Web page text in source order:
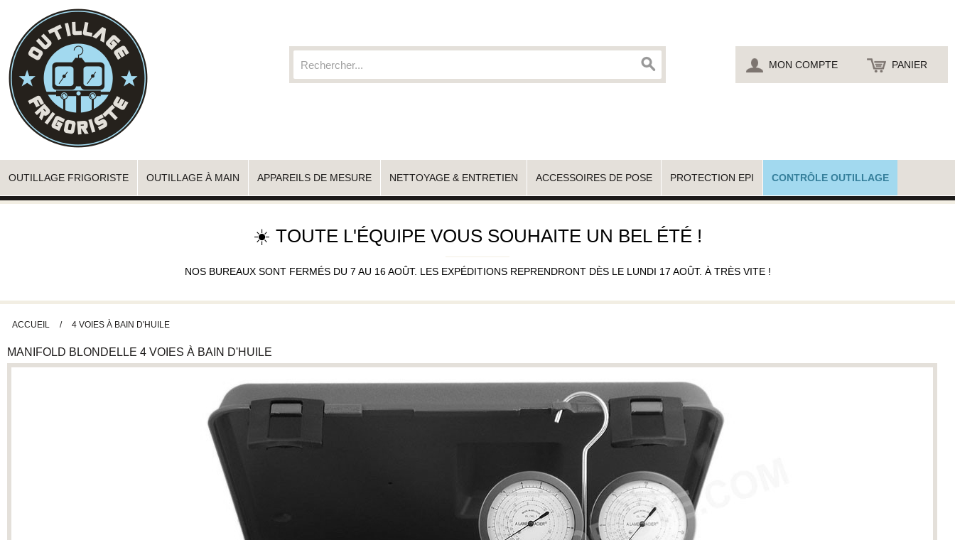
MON COMPTE PANIER
OUTILLAGE FRIGORISTE OUTILLAGE À MAIN APPAREILS DE MESURE NETTOYAGE & ENTRETIEN ACCESSOIRES DE POSE PROTECTION EPI CONTRÔLE OUTILLAGE
☀️ TOUTE L'ÉQUIPE VOUS SOUHAITE UN BEL ÉTÉ !
NOS BUREAUX SONT FERMÉS DU 7 AU 16 AOÛT. LES EXPÉDITIONS REPRENDRONT DÈS LE LUNDI 17 AOÛT. À TRÈS VITE !
ACCUEIL / 4 VOIES À BAIN D'HUILE
MANIFOLD BLONDELLE 4 VOIES À BAIN D'HUILE